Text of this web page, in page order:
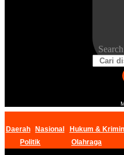
Search
Daerah Nasional Hukum &
Politik
Olahraga